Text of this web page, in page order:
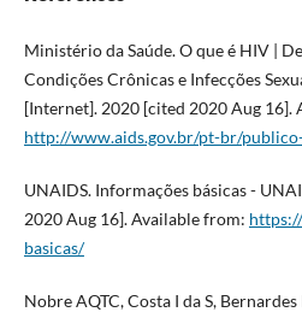
Ministério da Saúde. O que é HIV |
Condições Crônicas e Infecções
[Internet]. 2020 [cited 2020 Aug 16].
http://www.aids.gov.br/pt-br/
UNAIDS. Informações básicas -
2020 Aug 16]. Available from:
basicas/
Nobre AQTC, Costa I da S,